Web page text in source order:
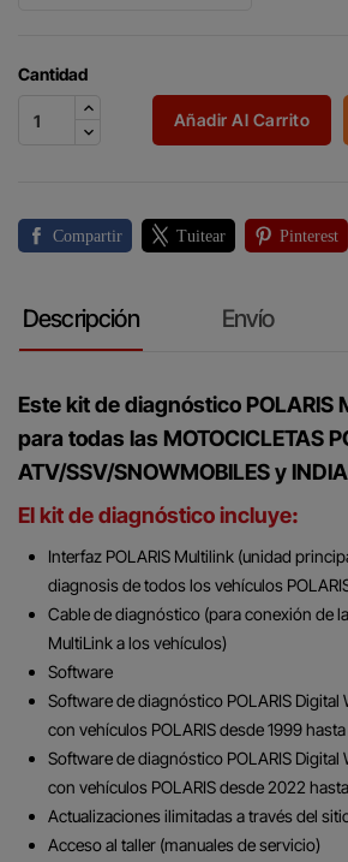
Cantidad
Añadir Al Carrito
Compartir Tuitear Pinterest
Descripción Envío
Este kit de diagnóstico POLARIS
para todas las MOTOCICLETAS
ATV/SSV/SNOWMOBILES y
El kit de diagnóstico incluye:
Interfaz POLARIS Multilink (unidad
diagnosis de todos los vehículos
Cable de diagnóstico (para conexión de
MultiLink a los vehículos)
Software
Software de diagnóstico POLARIS
con vehículos POLARIS desde 1999
Software de diagnóstico POLARIS Digital
con vehículos POLARIS desde 2022
Actualizaciones ilimitadas a través del
Acceso al taller (manuales de servicio)